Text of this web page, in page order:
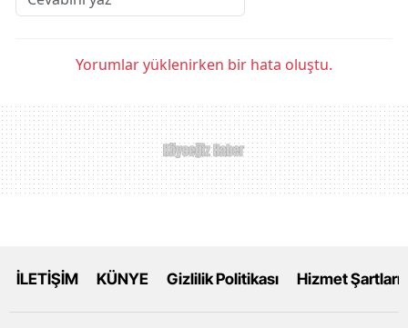
Yorumlar yüklenirken bir hata oluştu.
İLETİŞİM KÜNYE Gizlilik Politikası Hizmet Şartları